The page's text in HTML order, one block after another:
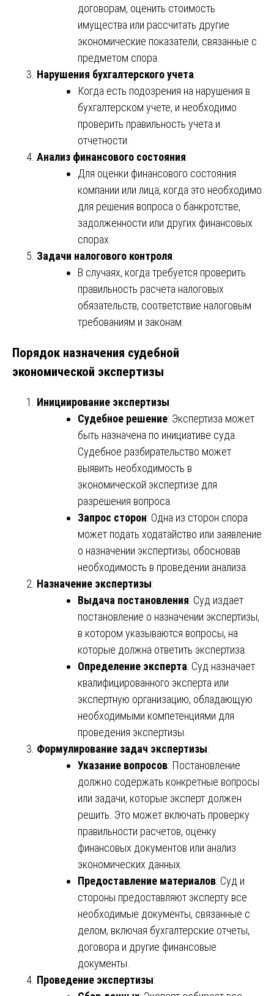
договорам, оценить стоимость
имущества или рассчитать другие
экономические показатели, связанные с
предметом спора.
Нарушения бухгалтерского учета:
Когда есть подозрения на нарушения в
бухгалтерском учете, и необходимо
проверить правильность учета и
отчетности.
Анализ финансового состояния:
Для оценки финансового состояния
компании или лица, когда это необходимо
для решения вопроса о банкротстве,
задолженности или других финансовых
спорах.
Задачи налогового контроля:
В случаях, когда требуется проверить
правильность расчета налоговых
обязательств, соответствие налоговым
требованиям и законам.
Порядок назначения судебной
экономической экспертизы
Инициирование экспертизы:
Судебное решение: Экспертиза может
быть назначена по инициативе суда.
Судебное разбирательство может
выявить необходимость в
экономической экспертизе для
разрешения вопроса.
Запрос сторон: Одна из сторон спора
может подать ходатайство или заявление
о назначении экспертизы, обосновав
необходимость в проведении анализа.
Назначение экспертизы:
Выдача постановления: Суд издает
постановление о назначении экспертизы,
в котором указываются вопросы, на
которые должна ответить экспертиза.
Определение эксперта: Суд назначает
квалифицированного эксперта или
экспертную организацию, обладающую
необходимыми компетенциями для
проведения экспертизы.
Формулирование задач экспертизы:
Указание вопросов: Постановление
должно содержать конкретные вопросы
или задачи, которые эксперт должен
решить. Это может включать проверку
правильности расчетов, оценку
финансовых документов или анализ
экономических данных.
Предоставление материалов: Суд и
стороны предоставляют эксперту все
необходимые документы, связанные с
делом, включая бухгалтерские отчеты,
договора и другие финансовые
документы.
Проведение экспертизы: